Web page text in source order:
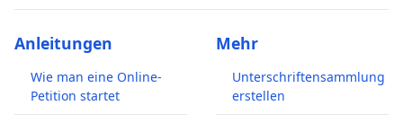
Anleitungen
Wie man eine Online-
Petition startet
Mehr
Unterschriftensammlung
erstellen